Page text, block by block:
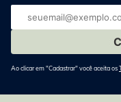
E-
mail
Ao clicar em "Cadastrar" você aceita os